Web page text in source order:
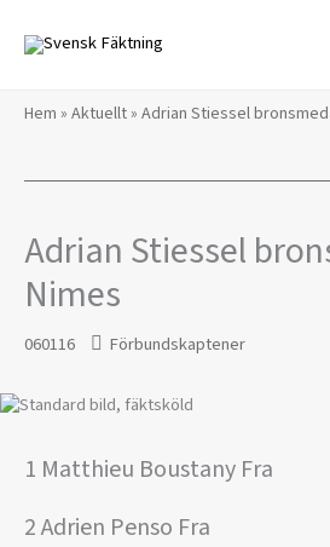
innehåll
Hem » Aktuellt» Adrian Stiessel
Adrian Stiessel
Nimes
060116 Förbundskaptener
1 Matthieu Boustany Fra
2 Adrien Penso Fra